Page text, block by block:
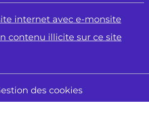
internet avec e-monsite
contenu illicite sur ce site
des cookies